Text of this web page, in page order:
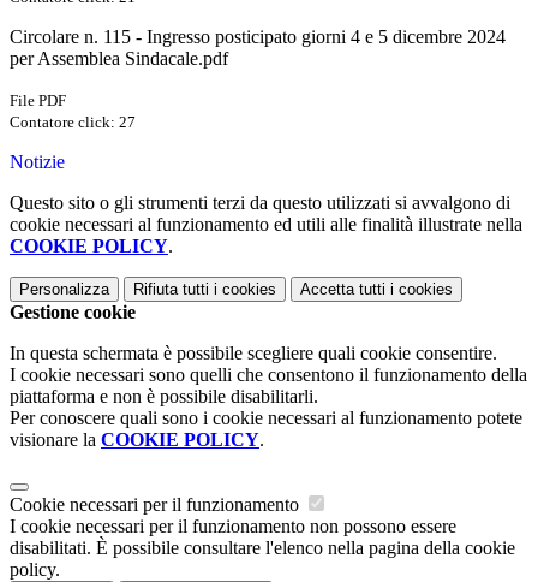
Circolare n. 115 - Ingresso posticipato giorni 4 e 5 dicembre 2024
per Assemblea Sindacale.pdf
File PDF
Contatore click: 27
Notizie
Questo sito o gli strumenti terzi da questo utilizzati si avvalgono di
cookie necessari al funzionamento ed utili alle finalità illustrate nella
COOKIE POLICY.
Personalizza Rifiuta tutti i cookies Accetta tutti i cookies
Gestione cookie
In questa schermata è possibile scegliere quali cookie consentire.
I cookie necessari sono quelli che consentono il funzionamento della
piattaforma e non è possibile disabilitarli.
Per conoscere quali sono i cookie necessari al funzionamento potete
visionare la COOKIE POLICY.
Cookie necessari per il funzionamento
I cookie necessari per il funzionamento non possono essere
disabilitati. È possibile consultare l'elenco nella pagina della cookie
policy.